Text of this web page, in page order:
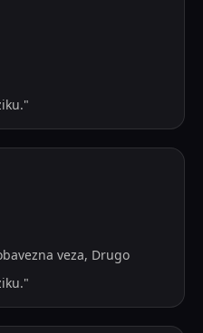
"
veza, Drugo
"